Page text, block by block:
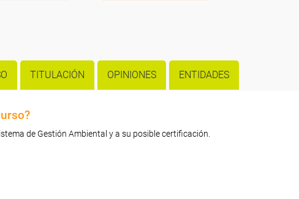
TITULACIÓN OPINIONES ENTIDADES
de Gestión Ambiental y a su posible certificación.